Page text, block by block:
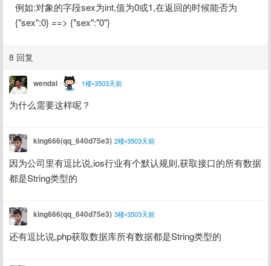
例如:对象的字段sex为int,值为0或1,在返回的时候能否为
{"sex":0} ==> {"sex":"0"}
8 回复
wendal 1楼•3503天前
为什么需要这样呢？
king666(qq_640d75e3) 2楼•3503天前
因为公司里有逗比说,ios行业有个默认规则,获取接口的所有数据
都是String类型的
king666(qq_640d75e3) 3楼•3503天前
还有逗比说,php获取数据库所有数据都是String类型的